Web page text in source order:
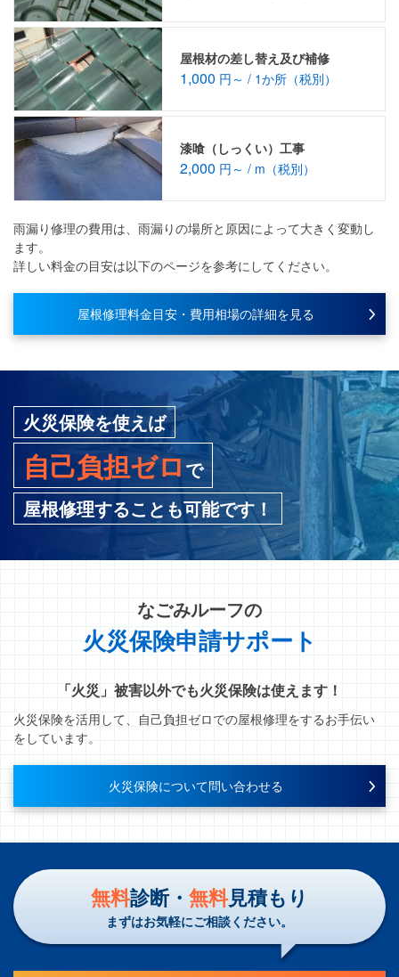
屋根材の差し替え及び補修
1,000 円～ / 1か所（税別）
漆喰（しっくい）工事
2,000 円～ / m（税別）
雨漏り修理の費用は、雨漏りの場所と原因によって大きく変動し
ます。
詳しい料金の目安は以下のページを参考にしてください。
屋根修理料金目安・費用相場の詳細を見る
火災保険を使えば
自己負担ゼロで
屋根修理することも可能です！
なごみルーフの
火災保険申請サポート
「火災」被害以外でも火災保険は使えます！
火災保険を活用して、自己負担ゼロでの屋根修理をするお手伝い
をしています。
火災保険について問い合わせる
無料診断・ 無料見積もり
まずはお気軽にご相談ください。